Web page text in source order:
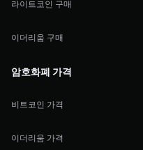
라이트코인 구매
이더리움 구매
암호화폐 가격
비트코인 가격
이더리움 가격